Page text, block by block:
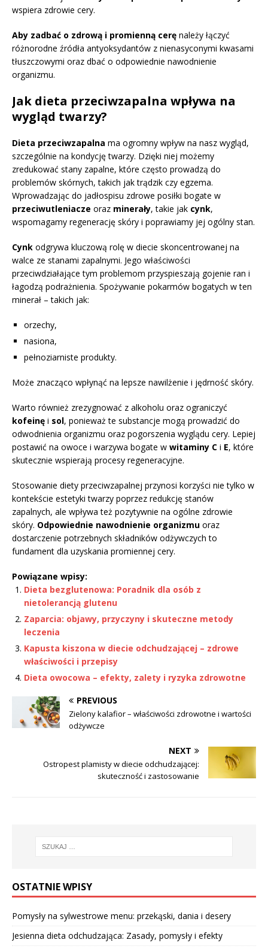
wspiera zdrowie cery.
Aby zadbać o zdrową i promienną cerę należy łączyć
różnorodne źródła antyoksydantów z nienasyconymi kwasami
tłuszczowymi oraz dbać o odpowiednie nawodnienie
organizmu.
Jak dieta przeciwzapalna wpływa na
wygląd twarzy?
Dieta przeciwzapalna ma ogromny wpływ na nasz wygląd,
szczególnie na kondycję twarzy. Dzięki niej możemy
zredukować stany zapalne, które często prowadzą do
problemów skórnych, takich jak trądzik czy egzema.
Wprowadzając do jadłospisu zdrowe posiłki bogate w
przeciwutleniacze oraz minerały, takie jak cynk,
wspomagamy regenerację skóry i poprawiamy jej ogólny stan.
Cynk odgrywa kluczową rolę w diecie skoncentrowanej na
walce ze stanami zapalnymi. Jego właściwości
przeciwdziałające tym problemom przyspieszają gojenie ran i
łagodzą podrażnienia. Spożywanie pokarmów bogatych w ten
minerał – takich jak:
orzechy,
nasiona,
pełnoziarniste produkty.
Może znacząco wpłynąć na lepsze nawilżenie i jędrność skóry.
Warto również zrezygnować z alkoholu oraz ograniczyć
kofeinę i sol, ponieważ te substancje mogą prowadzić do
odwodnienia organizmu oraz pogorszenia wyglądu cery. Lepiej
postawić na owoce i warzywa bogate w witaminy C i E, które
skutecznie wspierają procesy regeneracyjne.
Stosowanie diety przeciwzapalnej przynosi korzyści nie tylko w
kontekście estetyki twarzy poprzez redukcję stanów
zapalnych, ale wpływa też pozytywnie na ogólne zdrowie
skóry. Odpowiednie nawodnienie organizmu oraz
dostarczenie potrzebnych składników odżywczych to
fundament dla uzyskania promiennej cery.
Powiązane wpisy:
Dieta bezglutenowa: Poradnik dla osób z
nietolerancją glutenu
Zaparcia: objawy, przyczyny i skuteczne metody
leczenia
Kapusta kiszona w diecie odchudzającej – zdrowe
właściwości i przepisy
Dieta owocowa – efekty, zalety i ryzyka zdrowotne
PREVIOUS
Zielony kalafior – właściwości zdrowotne i wartości
odżywcze
NEXT
Ostropest plamisty w diecie odchudzającej:
skuteczność i zastosowanie
OSTATNIE WPISY
Pomysły na sylwestrowe menu: przekąski, dania i desery
Jesienna dieta odchudzająca: Zasady, pomysły i efekty